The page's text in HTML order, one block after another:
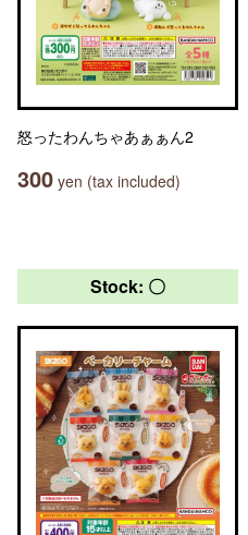
怒ったわんちゃあぁぁん2
300 yen (tax included)
Stock: 〇